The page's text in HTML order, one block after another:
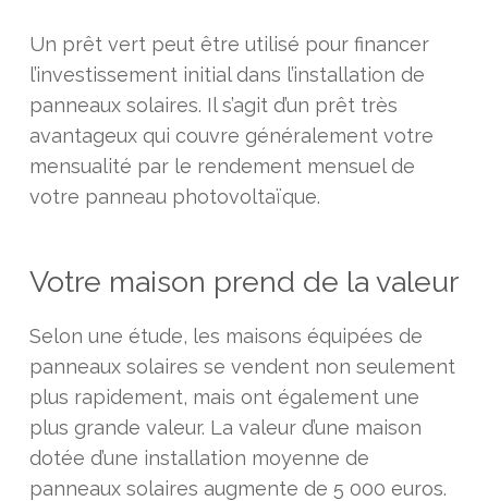
Un prêt vert peut être utilisé pour financer
l’investissement initial dans l’installation de
panneaux solaires. Il s’agit d’un prêt très
avantageux qui couvre généralement votre
mensualité par le rendement mensuel de
votre panneau photovoltaïque.
Votre maison prend de la valeur
Selon une étude, les maisons équipées de
panneaux solaires se vendent non seulement
plus rapidement, mais ont également une
plus grande valeur. La valeur d’une maison
dotée d’une installation moyenne de
panneaux solaires augmente de 5 000 euros.